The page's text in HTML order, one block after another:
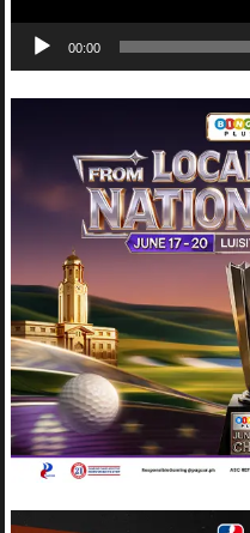
00:00